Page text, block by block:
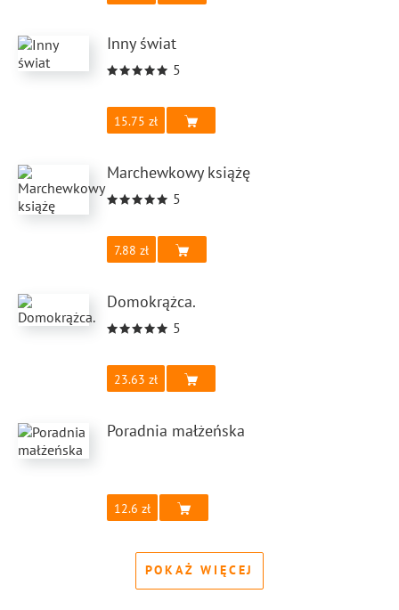
Inny świat
5
15.75
Marchewkowy książę
5
7.88
Domokrążca.
5
23.63
Poradnia małżeńska
12.6
POKAŻ WIĘCEJ